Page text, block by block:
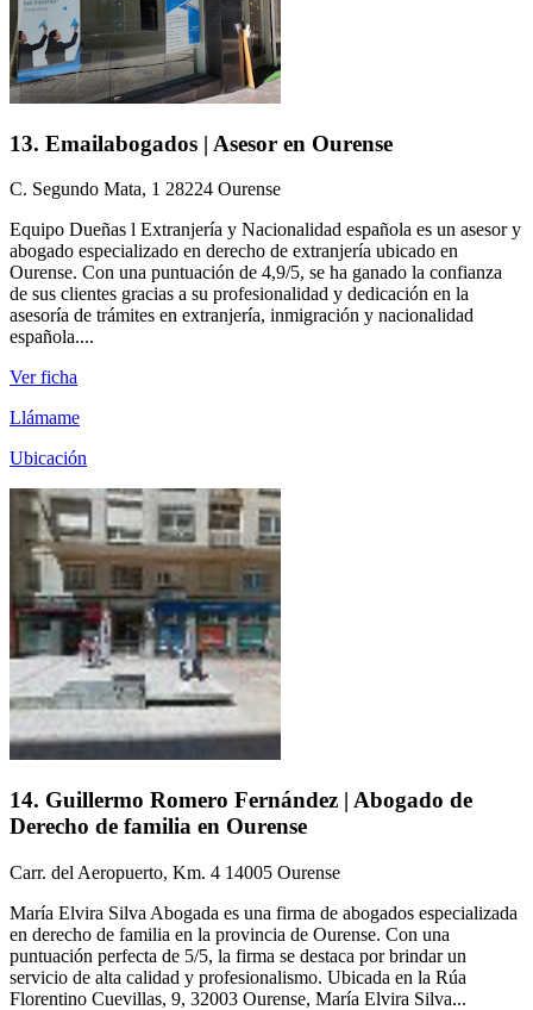
13. Emailabogados | Asesor en Ourense
C. Segundo Mata, 1 28224 Ourense
Equipo Dueñas l Extranjería y Nacionalidad española es un asesor y
abogado especializado en derecho de extranjería ubicado en
Ourense. Con una puntuación de 4,9/5, se ha ganado la confianza
de sus clientes gracias a su profesionalidad y dedicación en la
asesoría de trámites en extranjería, inmigración y nacionalidad
española....
Ver ficha
Llámame
Ubicación
14. Guillermo Romero Fernández | Abogado de
Derecho de familia en Ourense
Carr. del Aeropuerto, Km. 4 14005 Ourense
María Elvira Silva Abogada es una firma de abogados especializada
en derecho de familia en la provincia de Ourense. Con una
puntuación perfecta de 5/5, la firma se destaca por brindar un
servicio de alta calidad y profesionalismo. Ubicada en la Rúa
Florentino Cuevillas, 9, 32003 Ourense, María Elvira Silva...